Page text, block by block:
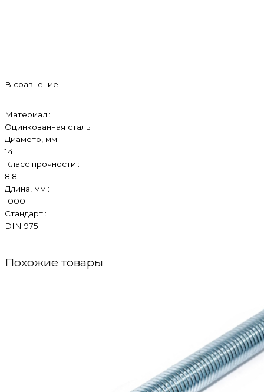
В сравнение
Материал::
Оцинкованная сталь
Диаметр, мм::
14
Класс прочности::
8.8
Длина, мм::
1000
Стандарт::
DIN 975
Похожие товары